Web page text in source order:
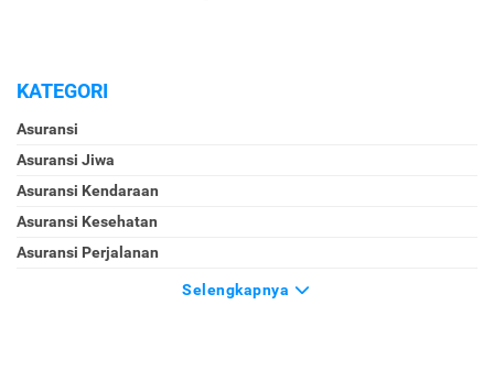
KATEGORI
Asuransi
Asuransi Jiwa
Asuransi Kendaraan
Asuransi Kesehatan
Asuransi Perjalanan
Selengkapnya